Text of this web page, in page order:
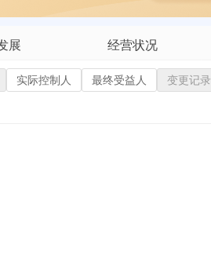
展 经营状况
招投标
实际控制人 最终受益人 变更记录